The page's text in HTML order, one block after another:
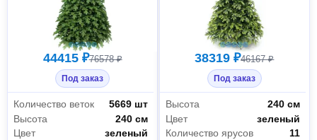
44415 ₽76578 ₽
Под заказ
Количество веток
5669 шт
Высота
240 см
Цвет
зеленый
38319 ₽46167 ₽
Под заказ
Высота
240 см
Цвет
зеленый
Количество ярусов
11